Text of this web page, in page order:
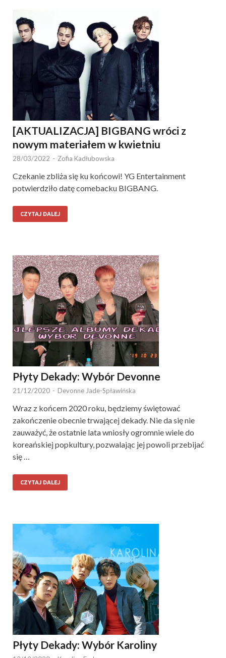
[AKTUALIZACJA] BIGBANG wróci z
nowym materiałem w kwietniu
28/03/2022 - Zofia Kadłubowska
Czekanie zbliża się ku końcowi! YG Entertainment
potwierdziło datę comebacku BIGBANG.
CZYTAJ DALEJ
Płyty Dekady: Wybór Devonne
21/12/2020 - Devonne Jade-Spławińska
Wraz z końcem 2020 roku, będziemy świętować
zakończenie obecnie trwającej dekady. Nie da się nie
zauważyć, że ostatnie lata wniosły ogromnie wiele do
koreańskiej popkultury, pozwalając jej powoli przebijać
się …
CZYTAJ DALEJ
Płyty Dekady: Wybór Karoliny